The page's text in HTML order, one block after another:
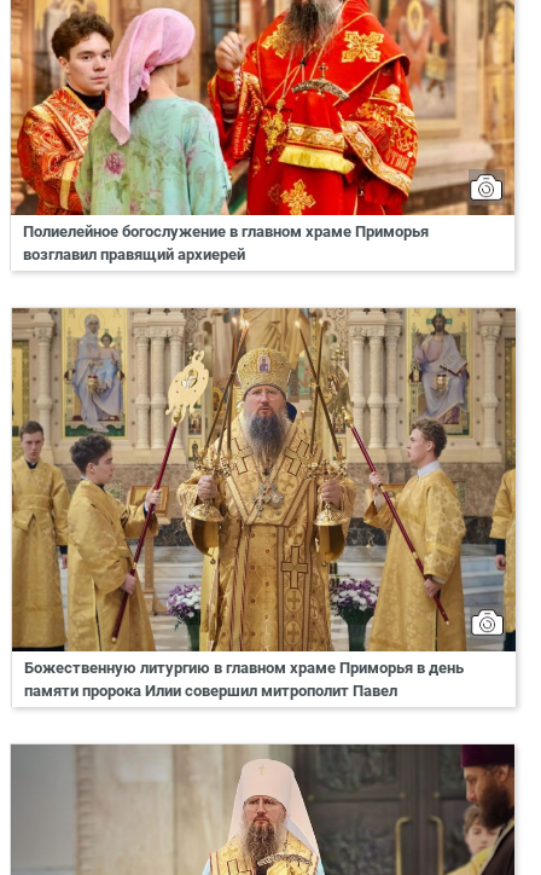
Полиелейное богослужение в главном храме Приморья
возглавил правящий архиерей
Божественную литургию в главном храме Приморья в день
памяти пророка Илии совершил митрополит Павел